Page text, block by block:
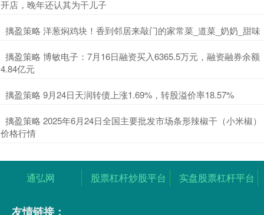
开店，晚年还认其为干儿子
​摛盈策略 洋葱焖鸡块！香到邻居来敲门的家常菜_道菜_奶奶_甜味
​摛盈策略 博敏电子：7月16日融资买入6365.5万元，融资融券余额
4.84亿元
​摛盈策略 9月24日天润转债上涨1.69%，转股溢价率18.57%
​摛盈策略 2025年6月24日全国主要批发市场条形辣椒干（小米椒）
价格行情
通弘网 股票杠杆炒股平台 实盘股票杠杆平台
友情链接：